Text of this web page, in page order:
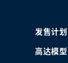
发售计划
高达模型